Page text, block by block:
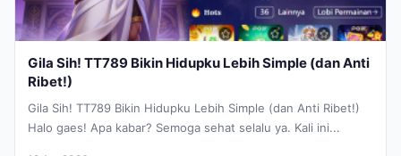
Gila Sih! TT789 Bikin Hidupku Lebih Simple (dan Anti
Ribet!)
Gila Sih! TT789 Bikin Hidupku Lebih Simple (dan Anti Ribet!)
Halo gaes! Apa kabar? Semoga sehat selalu ya. Kali ini...